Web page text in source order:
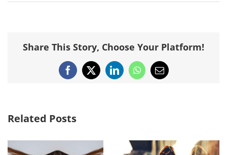
Share This Story, Choose Your Platform!
Facebook
X LinkedInWhatsApp
Email
Related Posts